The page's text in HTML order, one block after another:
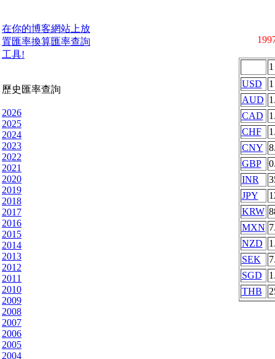
在你的博客網站上放
置匯率換算匯率查詢
工具!
歷史匯率查詢
2026
2025
2024
2023
2022
2021
2020
2019
2018
2017
2016
2015
2014
2013
2012
2011
2010
2009
2008
2007
2006
2005
2004
USD
1
AUD
CAD
CHF
CNY
GBP
INR
JPY
KRW
MXN
NZD
SEK
SGD
THB